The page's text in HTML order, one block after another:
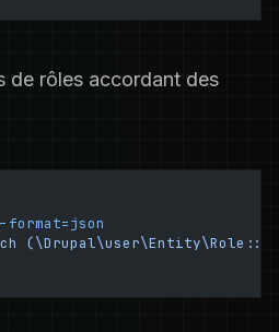
de rôles accordant des
format=json